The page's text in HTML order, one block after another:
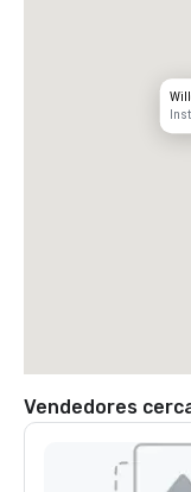
Vendedores